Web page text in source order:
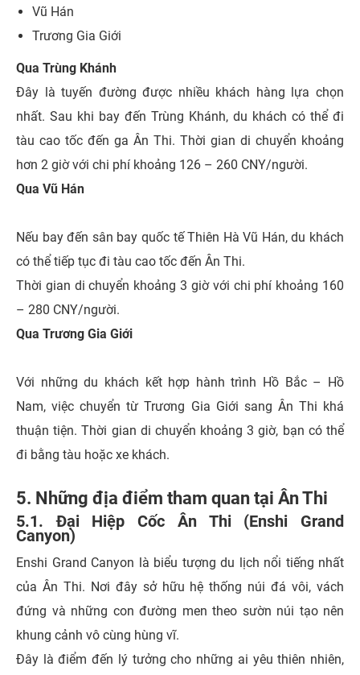
Vũ Hán
Trương Gia Giới
Qua Trùng Khánh
Đây là tuyến đường được nhiều khách hàng lựa chọn
nhất. Sau khi bay đến Trùng Khánh, du khách có thể đi
tàu cao tốc đến ga Ân Thi. Thời gian di chuyển khoảng
hơn 2 giờ với chi phí khoảng 126 – 260 CNY/người.
Qua Vũ Hán
Nếu bay đến sân bay quốc tế Thiên Hà Vũ Hán, du khách
có thể tiếp tục đi tàu cao tốc đến Ân Thi.
Thời gian di chuyển khoảng 3 giờ với chi phí khoảng 160
– 280 CNY/người.
Qua Trương Gia Giới
Với những du khách kết hợp hành trình Hồ Bắc – Hồ
Nam, việc chuyển từ Trương Gia Giới sang Ân Thi khá
thuận tiện. Thời gian di chuyển khoảng 3 giờ, bạn có thể
đi bằng tàu hoặc xe khách.
5. Những địa điểm tham quan tại Ân Thi
5.1. Đại Hiệp Cốc Ân Thi (Enshi Grand
Canyon)
Enshi Grand Canyon là biểu tượng du lịch nổi tiếng nhất
của Ân Thi. Nơi đây sở hữu hệ thống núi đá vôi, vách
đứng và những con đường men theo sườn núi tạo nên
khung cảnh vô cùng hùng vĩ.
Đây là điểm đến lý tưởng cho những ai yêu thiên nhiên,